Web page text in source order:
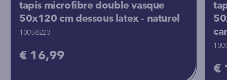
tapis microfibre double vasque
50x120 cm dessous latex - naturel
10058223
€ 16,99
€